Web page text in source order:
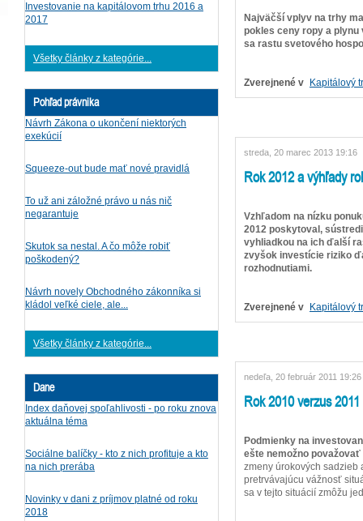
Investovanie na kapitálovom trhu 2016 a
2017
Všetky články z kategórie...
Pohľad právnika
Návrh Zákona o ukončení niektorých
exekúcií
Squeeze-out bude mať nové pravidlá
To už ani záložné právo u nás nič
negarantuje
Skutok sa nestal. A čo môže robiť
poškodený?
Návrh novely Obchodného zákonníka si
kládol veľké ciele, ale...
Všetky články z kategórie...
Dane
Index daňovej spoľahlivosti - po roku znova
aktuálna téma
Sociálne balíčky - kto z nich profituje a kto
na nich prerába
Novinky v dani z príjmov platné od roku
2018
Najväčší vplyv na trhy
pokles ceny ropy a
sa rastu svetového
Zverejnené v Kapitálový
streda, 20 marec 2013 19:16
Rok 2012 a výhľady
Vzhľadom na nízku
2012 poskytoval,
vyhliadkou na ich ďalší
zvyšok investície riziko
rozhodnutiami.
Zverejnené v Kapitálový
nedeľa, 20 február 2011 19:26
Rok 2010 verzus 2011
Podmienky na
ešte nemožno
zmeny úrokových sadzieb
pretrvávajúcu vážnosť
sa v tejto situácií zmôžu